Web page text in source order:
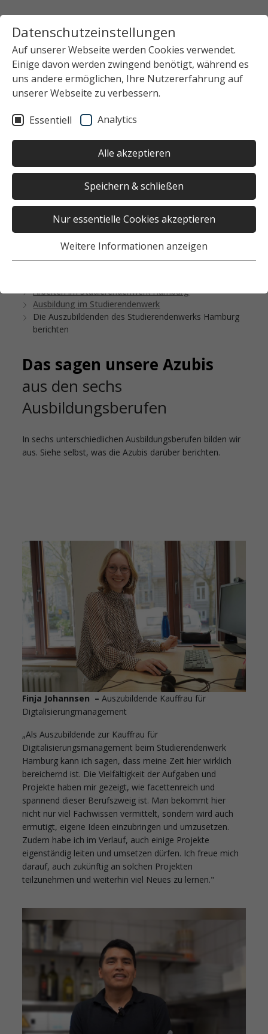
Datenschutzeinstellungen
Auf unserer Webseite werden Cookies verwendet.
Einige davon werden zwingend benötigt, während es
uns andere ermöglichen, Ihre Nutzererfahrung auf
unserer Webseite zu verbessern.
Essentiell Analytics
Alle akzeptieren
Speichern & schließen
Nur essentielle Cookies akzeptieren
Weitere Informationen anzeigen
Arbeiten im Studierendenwerk Hamburg
Ausbildung im Studierendenwerk
Die Auszubildenden des Studierendenwerks Hamburg
berichten
Das sagen unsere Azubis
aus den sechs
Ausbildungsberufen
In sechs unterschiedlichen Ausbildungsberufen bilden wir
aus. Siehe selbst, was die Azubis darüber berichten.
Finja Johannsen –Auszubildende Kauffrau für
Digtalisierungmanagement
„Als Auszubildende zur Kauffrau für
Digitalisierungsmanagement beim Studierendenwerk
Hamburg kann ich sagen, dass meine Zeit hier wirklich
bereichernd ist. Die Vielfältigkeit der Aufgaben und
Projekte haben mir gezeigt, wie facettenreich und
spannend dieser Berufszweig ist. Man bekommt hier
nicht nur viel Fachwissen vermittelt, sondern wird auch
ermutigt, eigene Ideen einzubringen und umzusetzen.
Zudem habe ich im Verlauf, auch einige Projekte
eigenständig leiten und umsetzen dürfen. Ich freue mich
darauf, auch zukünftig an solchen Projekten
teilzunehmen und weiterhin viel Neues zu lernen."